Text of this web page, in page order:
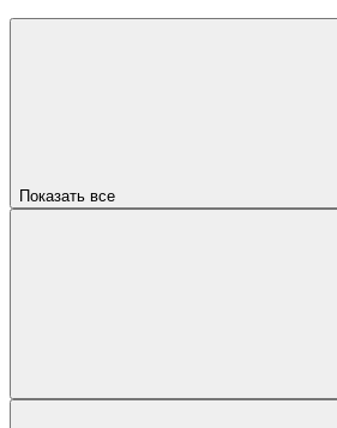
Показать все